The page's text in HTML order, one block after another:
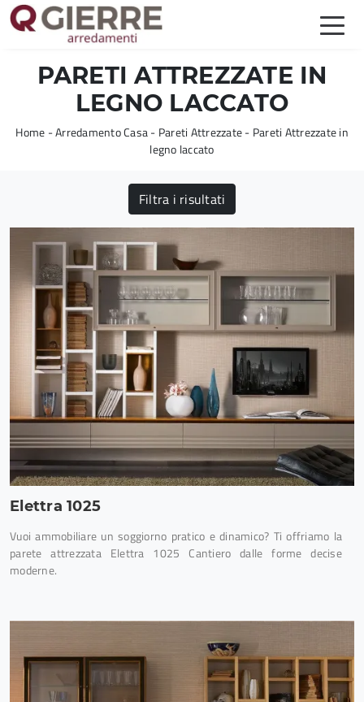
PARETI ATTREZZATE IN
LEGNO LACCATO
Home -Arredamento Casa- Pareti Attrezzate- Pareti Attrezzate in
legno laccato
Filtra i risultati
Elettra 1025
Vuoi ammobiliare un soggiorno pratico e dinamico? Ti offriamo la
parete attrezzata Elettra 1025 Cantiero dalle forme decise
moderne.